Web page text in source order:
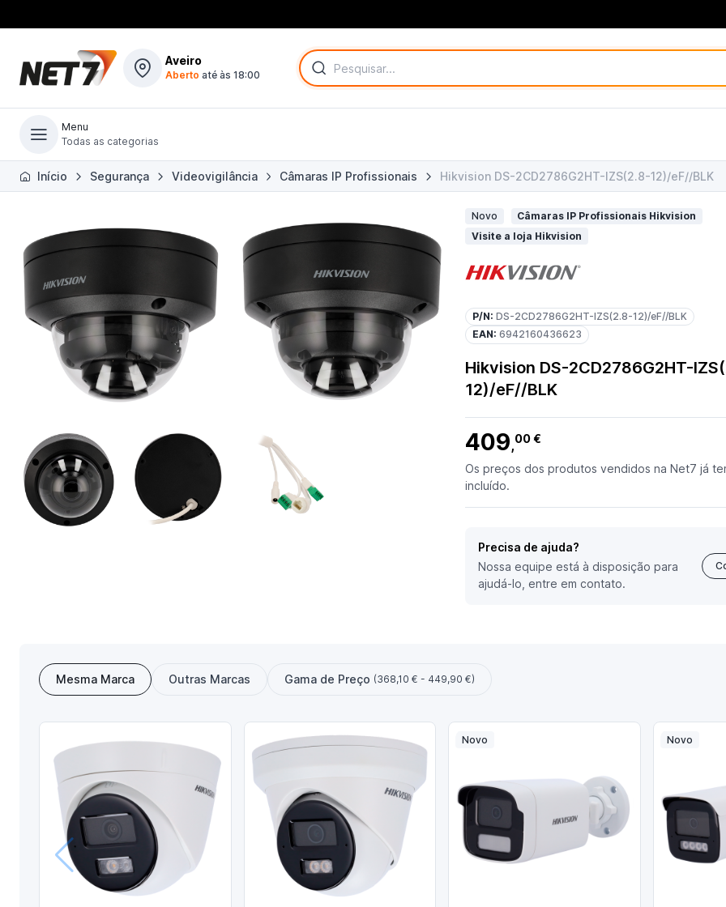
Aveiro
Aberto até às 18:00
Menu
Todas as categorias
Todas as categorias
Início Segurança Videovigilância Câmaras IP Profissionais Hikvision DS-2CD2786G2HT-IZS(2.8-12)/eF//BLK
Novo
Câmaras IP Profissionais Hikvision
Visite a loja Hikvision
P/N: DS-2CD2786G2HT-IZS(2.8-12)/eF//BLK
EAN: 6942160436623
Hikvision DS-2CD2786G2HT-
12)/eF//BLK
409,00 €
Os preços dos produtos vendidos na Net7 já
incluído.
Precisa de ajuda?
Nossa equipe está à disposição para
ajudá-lo, entre em contato.
Mesma Marca Outras Marcas Gama de Preço (368,10 € - 449,90 €)
Anterior
Novo Novo